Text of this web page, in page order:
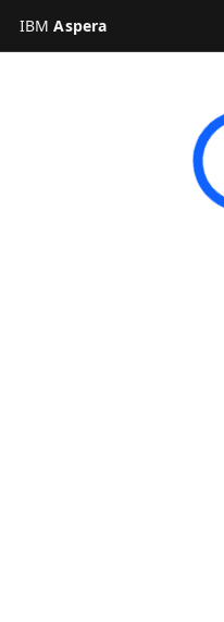
IBM Aspera